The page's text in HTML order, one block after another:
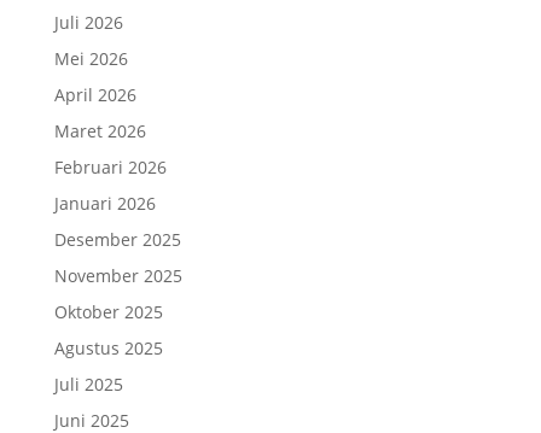
Juli 2026
Mei 2026
April 2026
Maret 2026
Februari 2026
Januari 2026
Desember 2025
November 2025
Oktober 2025
Agustus 2025
Juli 2025
Juni 2025